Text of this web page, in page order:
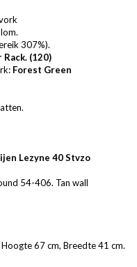
307%).
(120)
Forest Green
Lezyne 40 Stvzo
54-406. Tan wall
67 cm, Breedte 41 cm.